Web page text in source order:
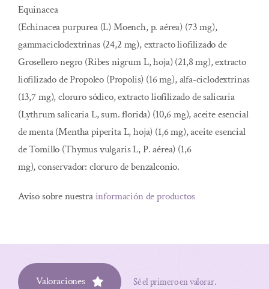
Equinacea
(Echinacea purpurea (L) Moench, p. aérea) (73 mg),
gammaciclodextrinas (24,2 mg), extracto liofilizado de
Grosellero negro (Ribes nigrum L, hoja) (21,8 mg), extracto
liofilizado de Propoleo (Propolis) (16 mg), alfa-ciclodextrinas
(13,7 mg), cloruro sódico, extracto liofilizado de salicaria
(Lythrum salicaria L, sum. florida) (10,6 mg), aceite esencial
de menta (Mentha piperita L, hoja) (1,6 mg), aceite esencial
de Tomillo (Thymus vulgaris L, P. aérea) (1,6
mg), conservador: cloruro de benzalconio.
Aviso sobre nuestrainformación de productos
Valoraciones Sé el primero en valorar.